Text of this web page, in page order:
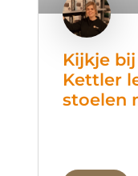
Kijkje
Kettler
stoelen